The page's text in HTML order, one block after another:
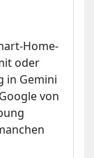
Home-
oder
in Gemini
von